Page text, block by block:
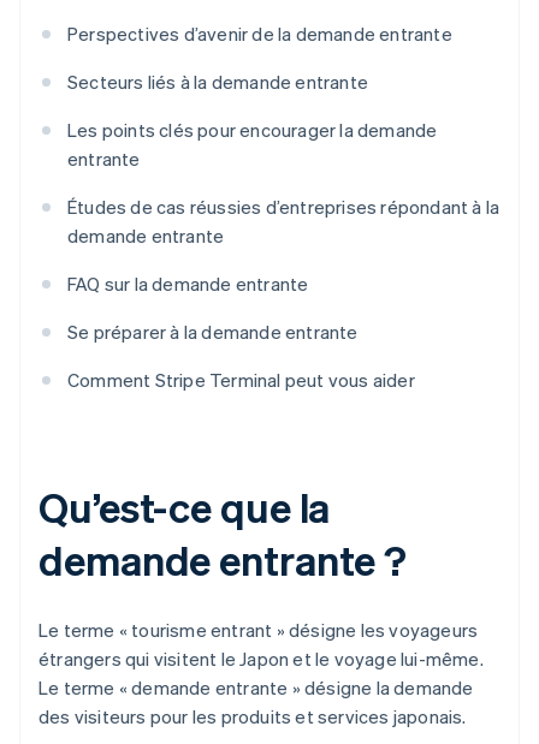
Perspectives d’avenir de la demande entrante
Secteurs liés à la demande entrante
Les points clés pour encourager la demande
entrante
Études de cas réussies d’entreprises répondant à la
demande entrante
FAQ sur la demande entrante
Se préparer à la demande entrante
Comment Stripe Terminal peut vous aider
Qu’est-ce que la
demande entrante ?
Le terme « tourisme entrant » désigne les voyageurs
étrangers qui visitent le Japon et le voyage lui-même.
Le terme « demande entrante » désigne la demande
des visiteurs pour les produits et services japonais.